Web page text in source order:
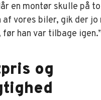
en montør skulle på
af vores biler, gik der
han var tilbage
og